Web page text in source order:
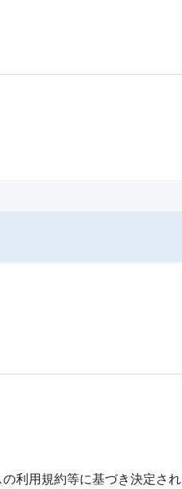
利用規約等に基づき決定され